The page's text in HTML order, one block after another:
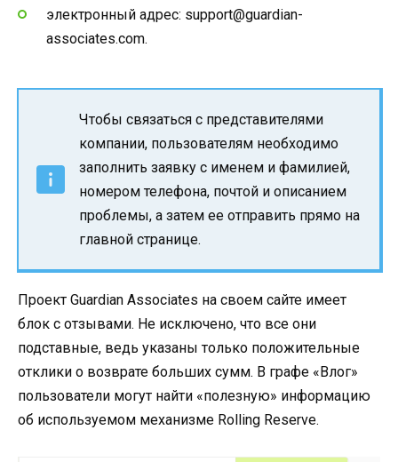
электронный адрес: support@guardian-
associates.com.
Чтобы связаться с представителями
компании, пользователям необходимо
заполнить заявку с именем и фамилией,
номером телефона, почтой и описанием
проблемы, а затем ее отправить прямо на
главной странице.
Проект Guardian Associates на своем сайте имеет
блок с отзывами. Не исключено, что все они
подставные, ведь указаны только положительные
отклики о возврате больших сумм. В графе «Влог»
пользователи могут найти «полезную» информацию
об используемом механизме Rolling Reserve.